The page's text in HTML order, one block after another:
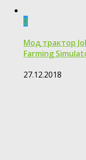
0
Мод трактор
Farming
27.12.2018